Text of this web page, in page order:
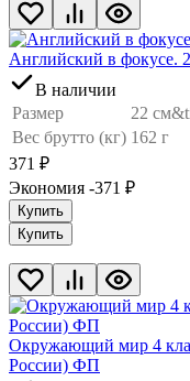
Английский в фокусе.
В наличии
Размер
22
Вес брутто (кг) 162 г
371 ₽
Экономия -371 ₽
Купить
Купить
Окружающий мир 4
России) ФП